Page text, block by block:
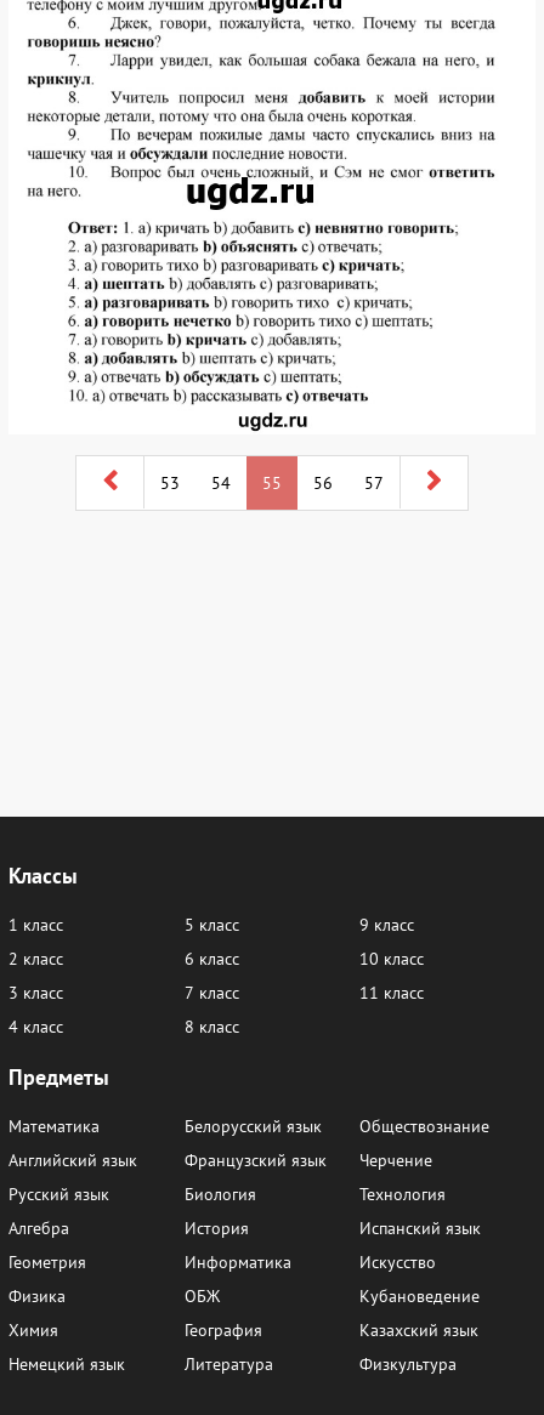
53 54 55 56 57
Классы
1 класс
2 класс
3 класс
4 класс
5 класс
6 класс
7 класс
8 класс
9 класс
10 класс
11 класс
Предметы
Математика
Английский язык
Русский язык
Алгебра
Геометрия
Физика
Химия
Немецкий язык
Белорусский язык
Французский язык
Биология
История
Информатика
ОБЖ
География
Литература
Обществознание
Черчение
Технология
Испанский язык
Искусство
Кубановедение
Казахский язык
Физкультура